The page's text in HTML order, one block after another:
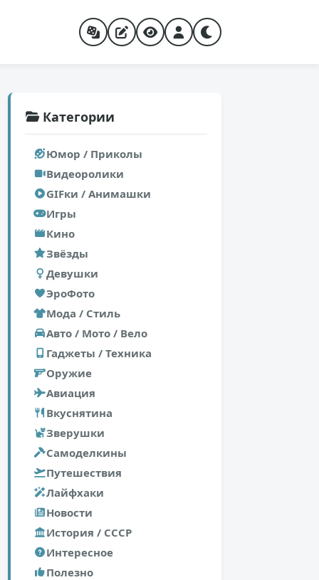
Категории
Юмор / Приколы
Видеоролики
GIFки / Анимашки
Игры
Кино
Звёзды
Девушки
ЭроФото
Мода / Стиль
Авто / Мото / Вело
Гаджеты / Техника
Оружие
Авиация
Вкуснятина
Зверушки
Самоделкины
Путешествия
Лайфхаки
Новости
История / СССР
Интересное
Полезно